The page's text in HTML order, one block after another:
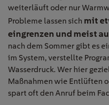
weiterläuft oder nur
Probleme lassen sich mit
eingrenzen und meist
nach dem Sommer gibt es
im System, verstellte
Wasserdruck. Wer hier
Maßnahmen wie Entlüften
spart oft den Anruf beim